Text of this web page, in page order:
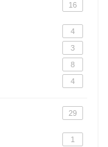
16
4
3
8
4
29
1